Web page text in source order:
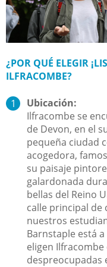
¿POR QUÉ ELEGIR
ILFRACOMBE?
Ubicación:
Ilfracombe se
de Devon, en el
pequeña ciudad
acogedora,
su paisaje
galardonada
bellas del Reino
calle principal de
nuestros
Barnstaple está
eligen